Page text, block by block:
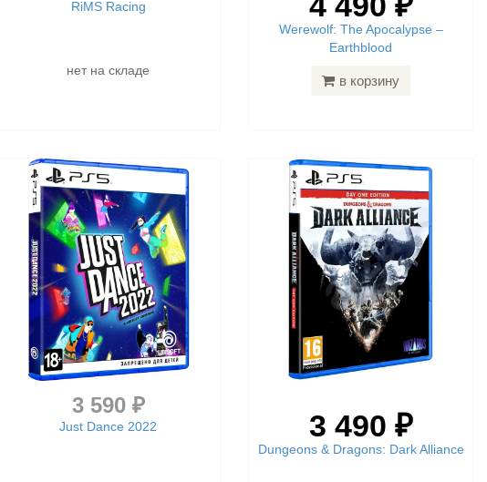
RiMS Racing
нет на складе
Werewolf: The Apocalypse –
Earthblood
в корзину
3 590 ₽
Just Dance 2022 3 490 ₽
Dungeons & Dragons: Dark Alliance